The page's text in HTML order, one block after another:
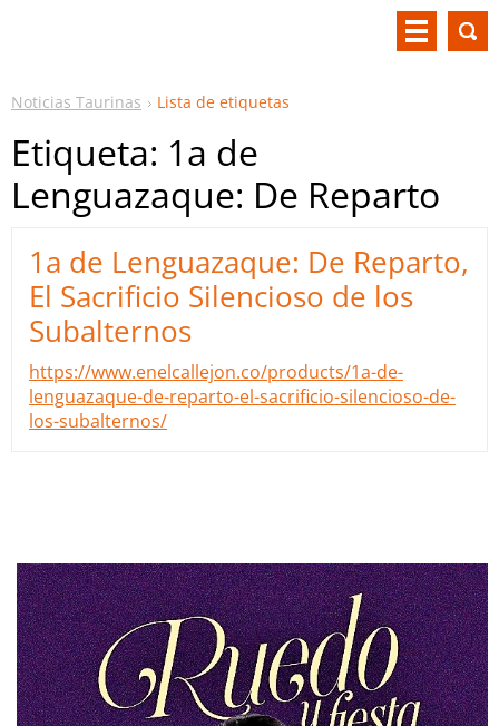
Noticias Taurinas Lista de etiquetas
Etiqueta: 1a de
Lenguazaque: De Reparto
1a de Lenguazaque: De Reparto,
El Sacrificio Silencioso de los
Subalternos
https://www.enelcallejon.co/products/1a-de-
lenguazaque-de-reparto-el-sacrificio-silencioso-de-
los-subalternos/